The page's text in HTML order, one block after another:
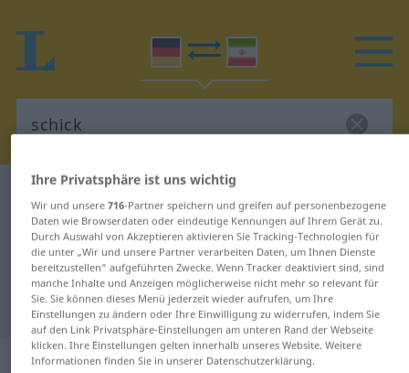
Deutsch-Persisch Wörterbuch
Deutsch-Persisch Übersetzung für
"schick"
"schick" Persisch Übersetzung
„schick“
Ihre Privatsphäre ist uns wichtig
Wir und unsere 716-Partner speichern und greifen auf personenbezogene
Daten wie Browserdaten oder eindeutige Kennungen auf Ihrem Gerät zu.
Durch Auswahl von Akzeptieren aktivieren Sie Tracking-Technologien für
die unter „Wir und unsere Partner verarbeiten Daten, um Ihnen Dienste
bereitzustellen“ aufgeführten Zwecke. Wenn Tracker deaktiviert sind, sind
manche Inhalte und Anzeigen möglicherweise nicht mehr so relevant für
Sie. Sie können dieses Menü jederzeit wieder aufrufen, um Ihre
Einstellungen zu ändern oder Ihre Einwilligung zu widerrufen, indem Sie
auf den Link Privatsphäre-Einstellungen am unteren Rand der Webseite
klicken. Ihre Einstellungen gelten innerhalb unseres Website. Weitere
Informationen finden Sie in unserer Datenschutzerklärung.